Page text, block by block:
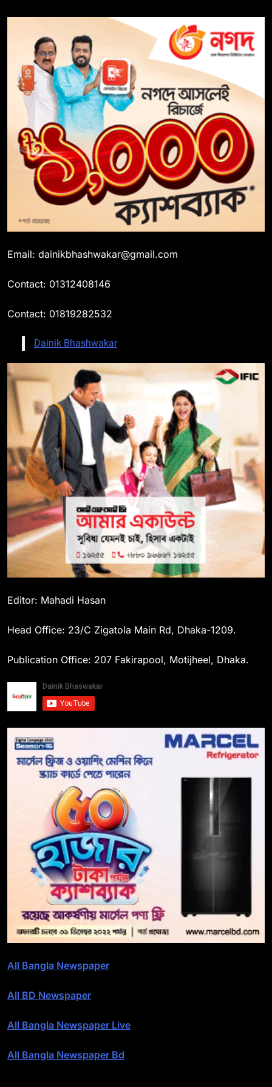
Email: dainikbhashwakar@gmail.com
Contact: 01312408146
Contact: 01819282532
Dainik Bhashwakar
Editor: Mahadi Hasan
Head Office: 23/C Zigatola Main Rd, Dhaka-1209.
Publication Office: 207 Fakirapool, Motijheel, Dhaka.
All Bangla Newspaper
All BD Newspaper
All Bangla Newspaper Live
All Bangla Newspaper Bd